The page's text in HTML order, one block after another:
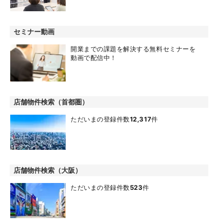
セミナー動画
開業までの課題を解決する無料セミナーを
動画で配信中！
店舗物件検索（首都圏）
ただいまの登録件数12,317件
店舗物件検索（大阪）
ただいまの登録件数523件